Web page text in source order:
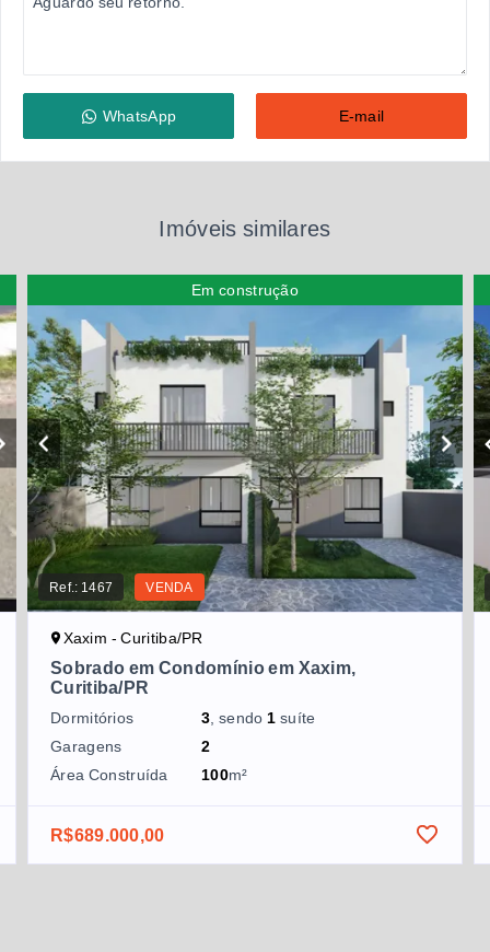
WhatsApp E-mail
Imóveis similares
Em construção
Ref.: 1467 VENDA
Xaxim - Curitiba/PR
Sobrado em Condomínio em Xaxim,
Curitiba/PR
Dormitórios 3 , sendo 1 suíte
Garagens
2
Área Construída
100m²
R$689.000,00